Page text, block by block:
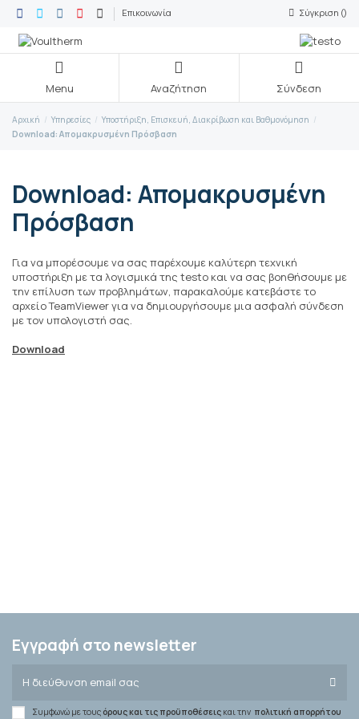
Επικοινωνία Σύγκριση ()
Menu Αναζήτηση Σύνδεση
Αρχική Υπηρεσίες
Υποστήριξη, Επισκευή, Διακρίβωση και Βαθμονόμηση
Download: Απομακρυσμένη Πρόσβαση
Download: Απομακρυσμένη
Πρόσβαση
Για να μπορέσουμε να σας παρέχουμε καλύτερη τεχνική
υποστήριξη με τα λογισμικά της testo και να σας βοηθήσουμε με
την επίλυση των προβλημάτων, παρακαλούμε κατεβάστε το
αρχείο TeamViewer για να δημιουργήσουμε μια ασφαλή σύνδεση
με τον υπολογιστή σας.
Download
Εγγραφή στο newsletter
Συμφωνώ με τους όρους και τις προϋποθέσειςκαι την πολιτική απορρήτου